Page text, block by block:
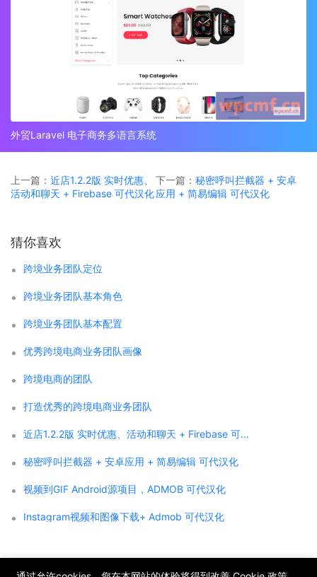
外贸Laravel 电子商务多语言系统
上一篇： 近店1.2.2版 实时优惠、
活动和聊天 + Firebase 可代汉化
下一篇： 秘密呼叫拦截器 + 安卓
应用 + 简易编辑 可代汉化
猜你喜欢
跨境业务团队定位
跨境业务团队基本角色
跨境业务团队基本配置
优秀跨境电商业务团队画像
跨境电商的团队
打造优秀的跨境电商业务团队
近店1.2.2版 实时优惠、活动和聊天 + Firebase 可代汉化
秘密呼叫拦截器 + 安卓应用 + 简易编辑 可代汉化
视频到GIF Android源项目，ADMOB 可代汉化
Instagram视频和图像下载+ Admob 可代汉化